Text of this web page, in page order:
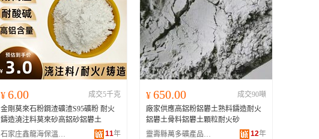
¥ 6.00
成交5千克
金剛莫來石粉鋼渣礦渣S95礦粉 耐火
鑄造澆注料莫來砂高鋁砂鋁礬土
石家庄鑫龍海保溫隔熱防火材料科技有限公司
11年
¥ 650.00
成交90噸
廠家供應高鋁粉鋁礬土熟料鑄造耐火
鋁礬土骨料鋁礬土顆粒耐火砂
靈壽縣萬多礦產品加工有限公司
12年